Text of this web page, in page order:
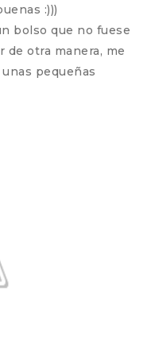
:)))
bolso que no fuese
de otra manera, me
pequeñas